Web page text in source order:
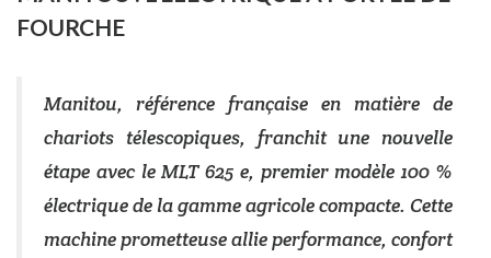
FOURCHE
Manitou, référence française en matière de
chariots télescopiques, franchit une nouvelle
étape avec le MLT 625 e, premier modèle 100 %
électrique de la gamme agricole compacte. Cette
machine prometteuse allie performance, confort